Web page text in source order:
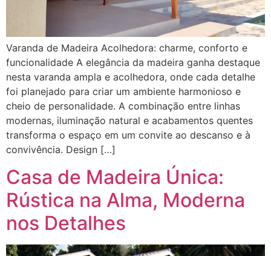
Varanda de Madeira Acolhedora: charme, conforto e
funcionalidade A elegância da madeira ganha destaque
nesta varanda ampla e acolhedora, onde cada detalhe
foi planejado para criar um ambiente harmonioso e
cheio de personalidade. A combinação entre linhas
modernas, iluminação natural e acabamentos quentes
transforma o espaço em um convite ao descanso e à
convivência. Design […]
Casa de Madeira Única:
Rústica na Alma, Moderna
nos Detalhes